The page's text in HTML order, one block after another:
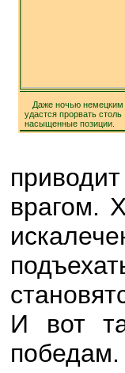
Даже ночью немецким
удастся прорвать столь
насыщенные позиции.
врагом.
И вот